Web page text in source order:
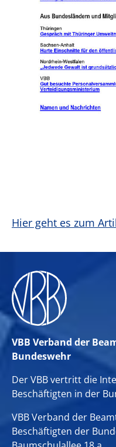
Hier geht es zum
VBB Verband der
Bundeswehr
Der VBB vertritt die
Beschäftigten in der
VBB Verband der
Beschäftigten der